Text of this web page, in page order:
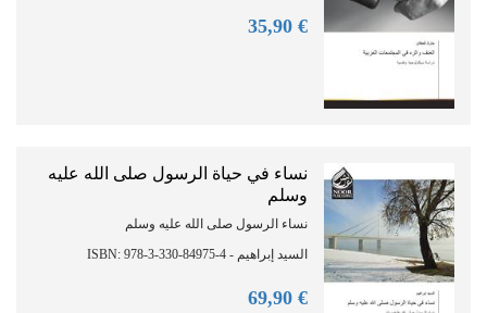
€ 35,
90
نساء في حياة الرسول صلى الله عليه
وسلم
نساء الرسول صلى الله عليه وسلم
السيد إبراهيم - ISBN: 978-3-330-84975-4
€ 69,
90